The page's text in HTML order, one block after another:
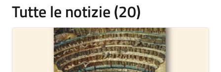
Tutte le notizie (20)